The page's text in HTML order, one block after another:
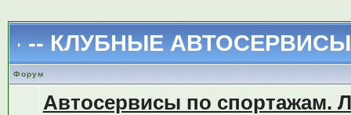
-- КЛУБНЫЕ
Форум
Автосервисы по спортажам.